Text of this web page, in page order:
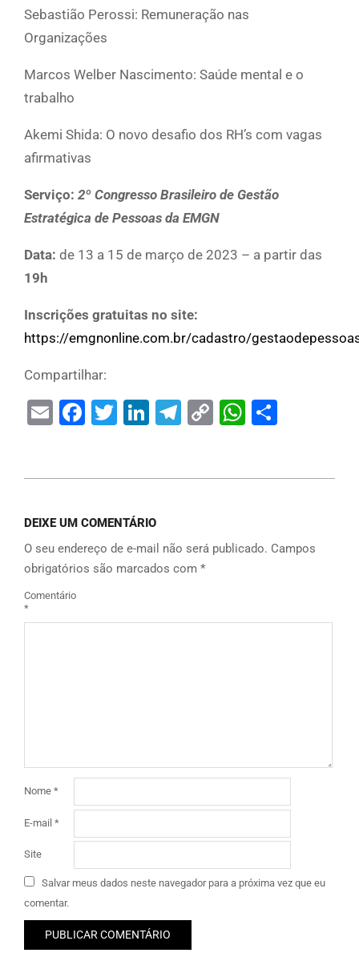
Sebastião Perossi: Remuneração nas
Organizações
Marcos Welber Nascimento: Saúde mental e o
trabalho
Akemi Shida: O novo desafio dos RH’s com vagas
afirmativas
Serviço: 2º Congresso Brasileiro de Gestão
Estratégica de Pessoas da EMGN
Data: de 13 a 15 de março de 2023 – a partir das
19h
Inscrições gratuitas no site:
https://emgnonline.com.br/cadastro/
Compartilhar:
EmailFacebook
Twitter
LinkedIn
Telegram
Copy
DEIXE UM COMENTÁRIO
O seu endereço de e-mail não será publicado. Campos
obrigatórios são marcados com *
Comentário
*
Nome *
E-mail *
Site
Salvar meus dados neste navegador para a próxima vez que eu
comentar.